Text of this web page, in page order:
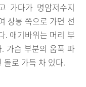
가다가 명암저수지
상봉 쪽으로 가면 선
. 애기바위는 머리 부
가슴 부분의 움푹 파
돌로 가득 차 있다.